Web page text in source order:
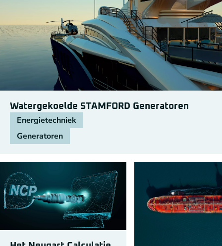
Watergekoelde STAMFORD Generatoren
Energietechniek
Generatoren